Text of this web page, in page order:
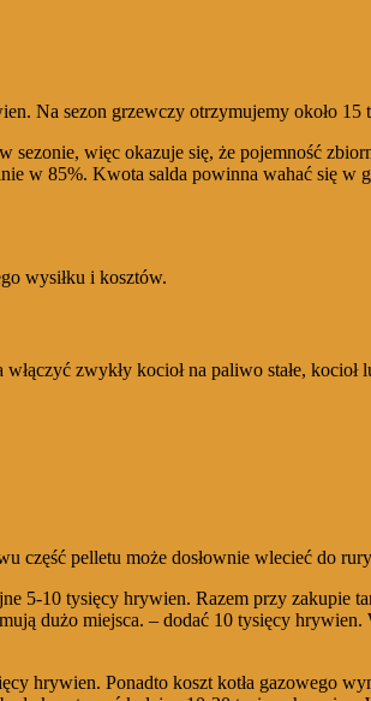
Na sezon grzewczy otrzymujemy około 15
więc okazuje się, że pojemność
w 85%. Kwota salda powinna wahać się w
wysiłku i kosztów.
zwykły kocioł na paliwo stałe,
część pelletu może dosłownie wlecieć do
5-10 tysięcy hrywien. Razem przy zakupie
dużo miejsca. – dodać 10 tysięcy hrywien.
hrywien. Ponadto koszt kotła gazowego